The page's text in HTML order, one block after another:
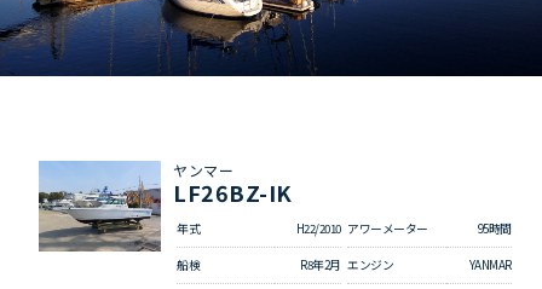
ヤンマー
LF26BZ-IK
年式 H22/2010 アワーメーター 95時間
船検 R8年2月 エンジン YANMAR